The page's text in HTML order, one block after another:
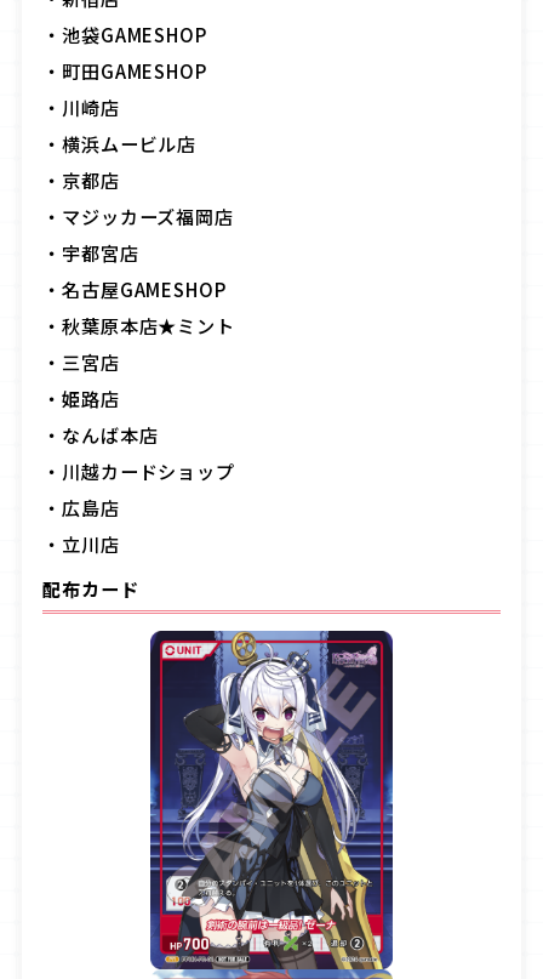
・池袋GAMESHOP
・町田GAMESHOP
・川崎店
・横浜ムービル店
・京都店
・マジッカーズ福岡店
・宇都宮店
・名古屋GAMESHOP
・秋葉原本店★ミント
・三宮店
・姫路店
・なんば本店
・川越カードショップ
・広島店
・立川店
配布カード